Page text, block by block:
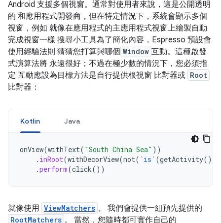
Android 支援多個視窗。通常對使用者來說，這是公開透明
的 和應用程式開發商，但在特定情況下，系統會顯示多個
視窗，例如 就像在應用程式的主應用程式視窗上繪製自動
完成視窗一樣 搜尋小工具為了簡化內容，Espresso 預設會
使用經驗法則 猜猜您打算與哪個 Window 互動。這種啟發
式演算法將 永遠很好；不過在極少數的情況下，您必須指
定 互動應設為目標方法是自行提供根視窗 比對器或 Root
比對器：
Kotlin Java
onView(withText( "South China Sea" ))
. inRoot(withDecorView(not( `is ` (getActivity().
.perform(click())
就像使用 ViewMatchers 、 我們會提供一組預先提供的
RootMatchers 。 當然，您隨時都可實作自己的